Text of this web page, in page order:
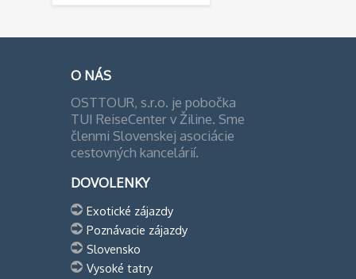
O NÁS
OSTTOUR, s.r.o. je pobočka
TUI ReiseCenter v Žiline. Sme
členmi Slovenskej asociácie
cestovných kancelárií.
DOVOLENKY
Exotické zájazdy
Poznávacie zájazdy
Slovensko
Vysoké tatry